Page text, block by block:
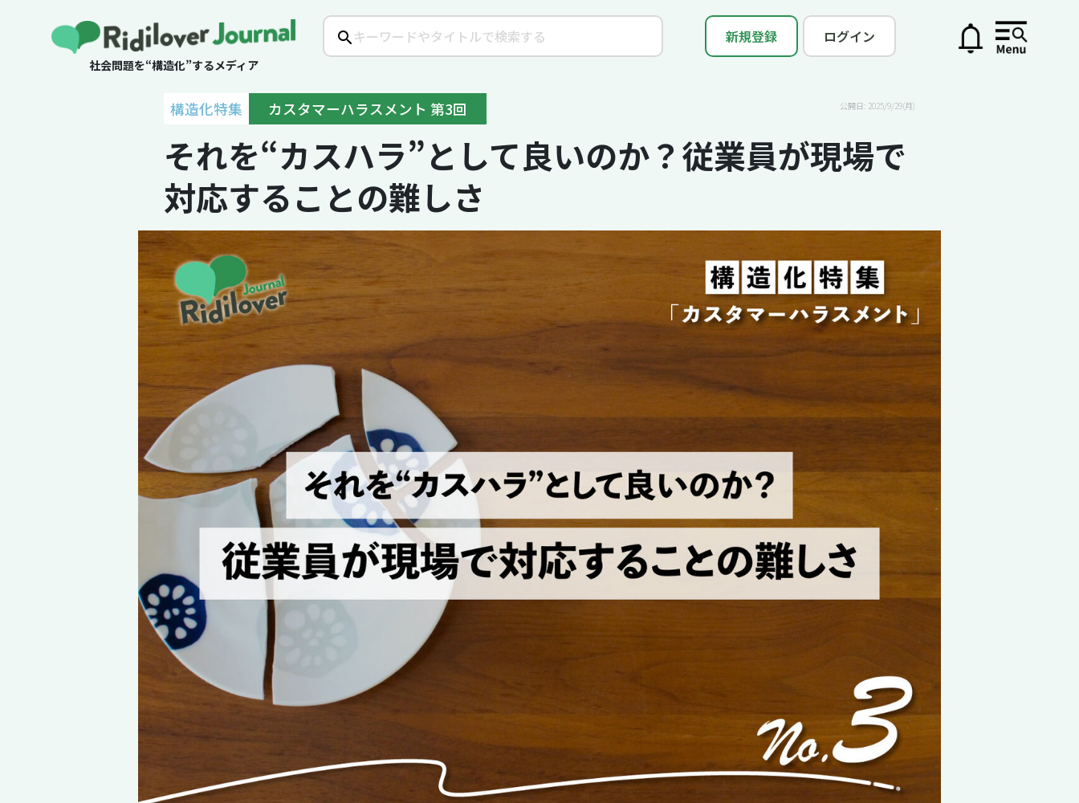
社会問題を“構造化”するメディア
新規登録 ログイン
構造化特集 カスタマーハラスメント 第3回 公開日: 2025/9/29(月)
それを“カスハラ”として良いのか？従業員が現場で
対応することの難しさ